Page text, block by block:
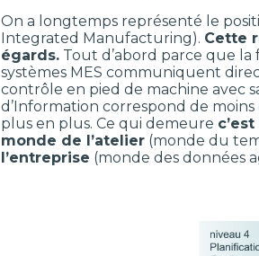
On a longtemps représenté le
Integrated Manufacturing). Cette
égards. Tout d’abord parce que
systèmes MES communiquent
contrôle en pied de machine avec
d’Information correspond de
plus en plus. Ce qui demeure
monde de l’atelier (monde du
l’entreprise (monde des données